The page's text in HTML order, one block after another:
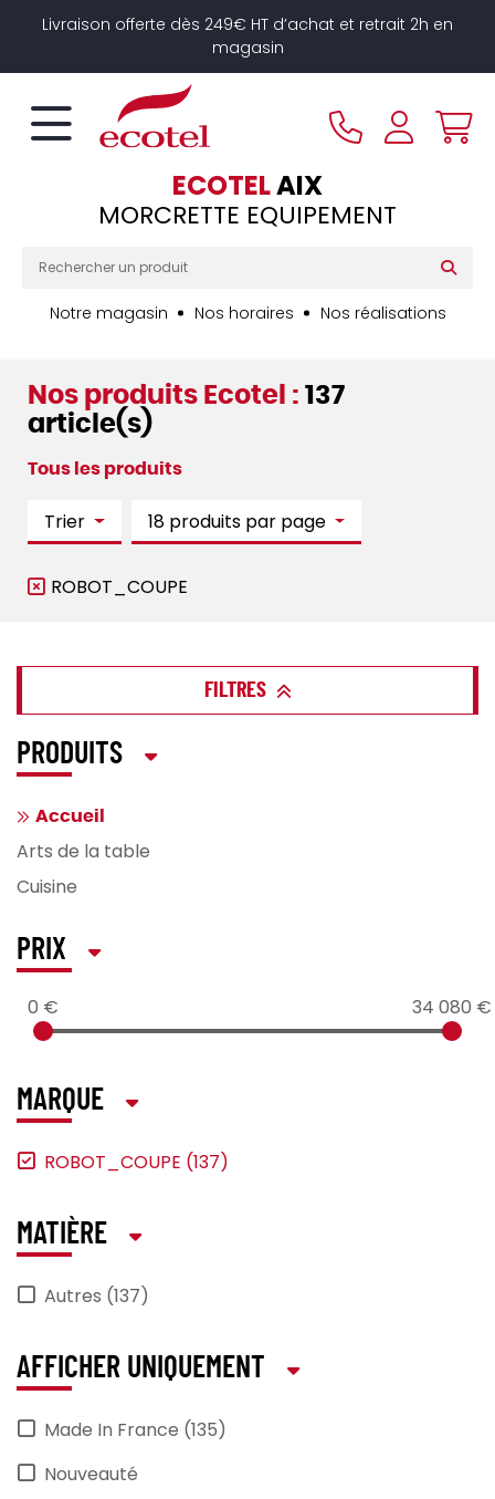
Livraison offerte dès 249€ HT d’achat et retrait 2h en
magasin
ECOTELAIX
MORCRETTE EQUIPEMENT
Notre magasin Nos horaires Nos réalisations
Nos produits Ecotel : 137
article(s)
Tous les produits
Trier 18 produits par page
ROBOT_COUPE
FILTRES
PRODUITS
Accueil
Arts de la table
Cuisine
PRIX
0 € 34 080 €
MARQUE
ROBOT_COUPE (137)
MATIÈRE
Autres (137)
AFFICHER UNIQUEMENT
Made In France (135)
Nouveauté
Panneau de gestion des cookies